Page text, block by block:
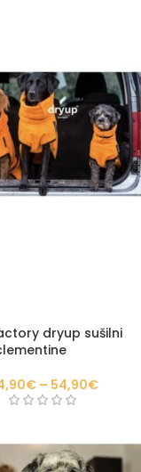
dryup sušilni
€ – 54,90€